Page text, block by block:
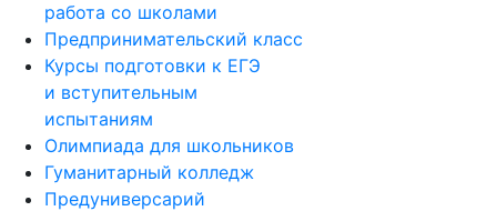
работа со школами
Предпринимательский класс
Курсы подготовки к ЕГЭ
и вступительным
испытаниям
Олимпиада для школьников
Гуманитарный колледж
Предуниверсарий